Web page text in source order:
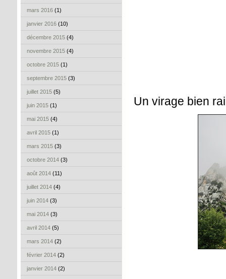
mars 2016 (1)
janvier 2016 (10)
décembre 2015 (4)
novembre 2015 (4)
octobre 2015 (1)
septembre 2015 (3)
juillet 2015 (5)
juin 2015 (1)
mai 2015 (4)
avril 2015 (1)
mars 2015 (3)
octobre 2014 (3)
août 2014 (11)
juillet 2014 (4)
juin 2014 (3)
mai 2014 (3)
avril 2014 (5)
mars 2014 (2)
février 2014 (2)
janvier 2014 (2)
Un virage bien